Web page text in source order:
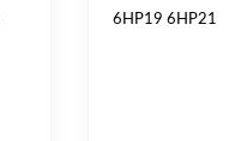
6HP19 6HP21